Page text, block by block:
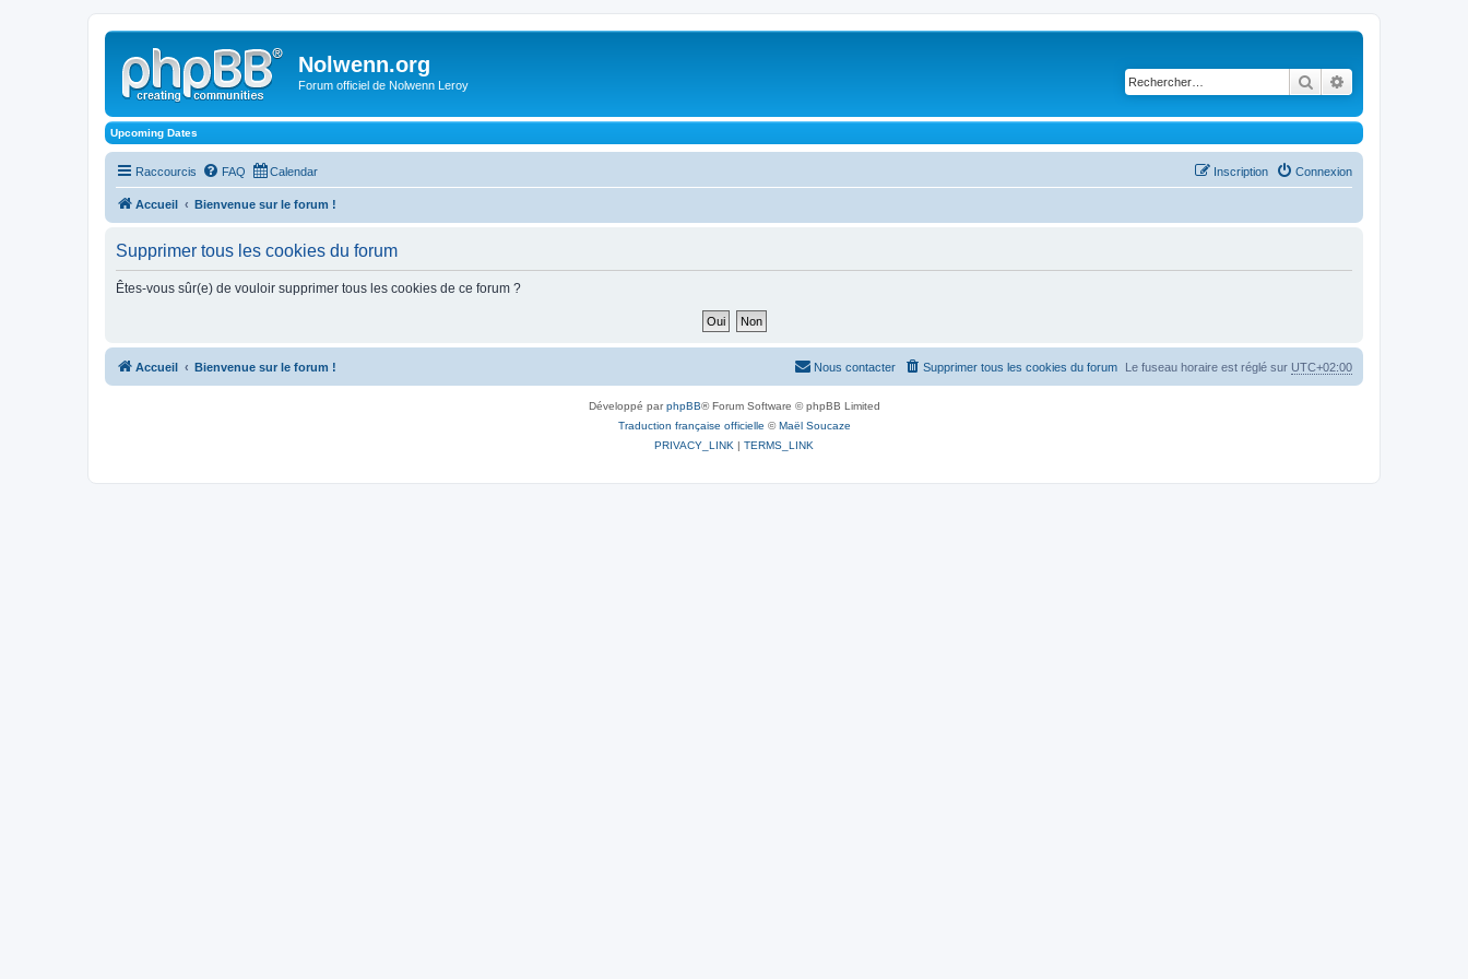
Nolwenn.org
Forum officiel de Nolwenn Leroy Rechercher
Upcoming Dates
Raccourcis FAQ Calendar Connexion
Inscription
Accueil Bienvenue sur le forum !
Supprimer tous les cookies du forum
Êtes-vous sûr(e) de vouloir supprimer tous les cookies de ce forum ?
Accueil Bienvenue sur le forum ! Le fuseau horaire est réglé sur UTC+02:00
Supprimer tous les cookies du forum
Nous contacter
Développé parphpBB® Forum Software © phpBB Limited
Traduction française officielle ©Maël Soucaze
PRIVACY_LINK | TERMS_LINK